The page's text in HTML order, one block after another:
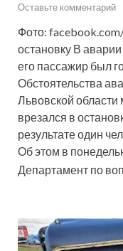
Оставьте комментарий
Фото:
остановку В
его пассажир был
Обстоятельства
Львовской области
врезался в
результате один
Об этом в
Департамент по